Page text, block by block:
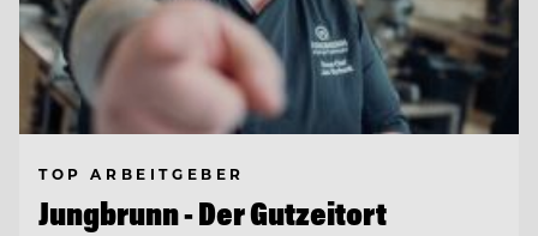
TOP ARBEITGEBER
Jungbrunn - Der Gutzeitort